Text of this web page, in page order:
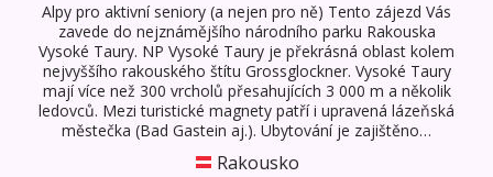
Alpy pro aktivní seniory (a nejen pro ně) Tento zájezd Vás
zavede do nejznámějšího národního parku Rakouska
Vysoké Taury. NP Vysoké Taury je překrásná oblast kolem
nejvyššího rakouského štítu Grossglockner. Vysoké Taury
mají více než 300 vrcholů přesahujících 3 000 m a několik
ledovců. Mezi turistické magnety patří i upravená lázeňská
městečka (Bad Gastein aj.). Ubytování je zajištěno…
Rakousko